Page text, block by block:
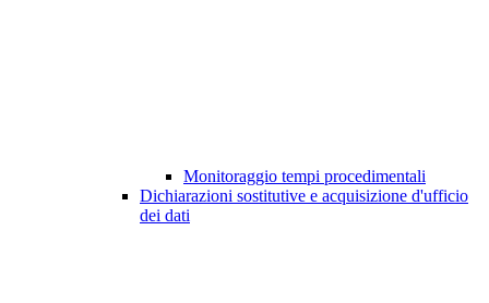
Monitoraggio tempi procedimentali
Dichiarazioni sostitutive e acquisizione d'ufficio
dei dati